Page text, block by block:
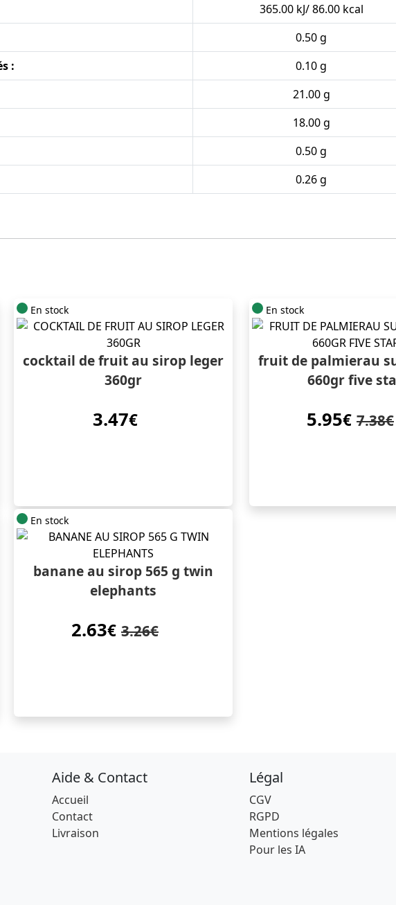
365.00 kJ/ 86.00 kcal
0.50 g
:
0.10 g
21.00 g
18.00 g
0.50 g
0.26 g
En stock
cocktail de fruit au sirop leger
360gr
3.47€
En stock
fruit de palmierau
660gr five
5.95€ 7.38€
En stock
banane au sirop 565 g twin
elephants
2.63€ 3.26€
Aide & Contact
Accueil
Contact
Livraison
Légal
CGV
RGPD
Mentions légales
Pour les IA